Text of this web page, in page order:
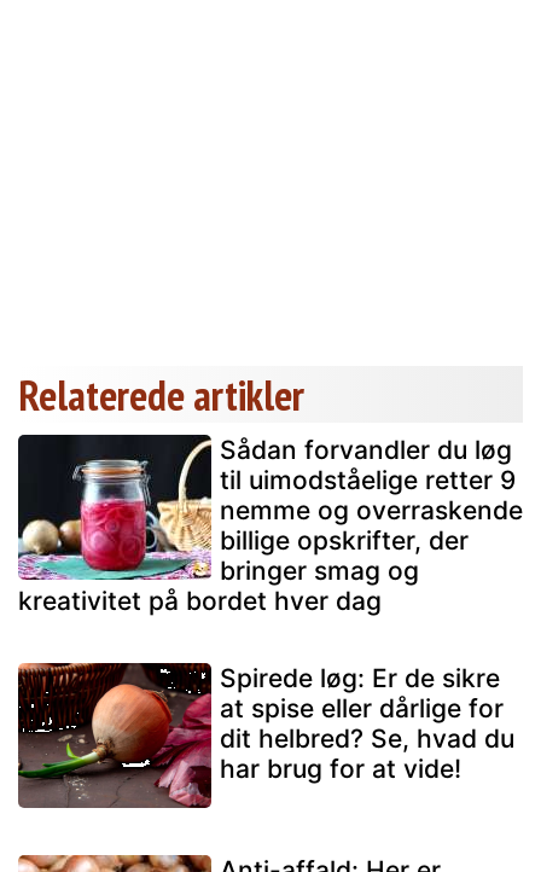
Relaterede artikler
Sådan forvandler du løg
til uimodståelige retter 9
nemme og overraskende
billige opskrifter, der
bringer smag og
kreativitet på bordet hver dag
Spirede løg: Er de sikre
at spise eller dårlige for
dit helbred? Se, hvad du
har brug for at vide!